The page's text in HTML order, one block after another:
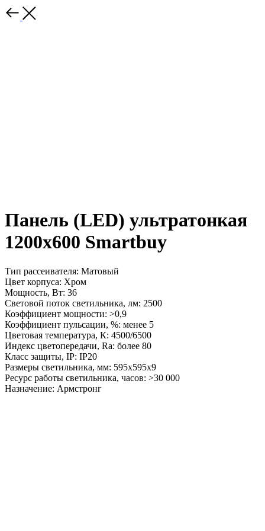
Панель (LED) ультратонкая
1200х600 Smartbuy
Тип рассеивателя: Матовый
Цвет корпуса: Хром
Мощность, Вт: 36
Световой поток светильника, лм: 2500
Коэффициент мощности: >0,9
Коэффициент пульсации, %: менее 5
Цветовая температура, К: 4500/6500
Индекс цветопередачи, Ra: более 80
Класс защиты, IP: IP20
Размеры светильника, мм: 595х595х9
Ресурс работы светильника, часов: >30 000
Назначение: Армстронг